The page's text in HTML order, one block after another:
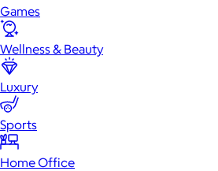
Games
Wellness & Beauty
Luxury
Sports
Home Office